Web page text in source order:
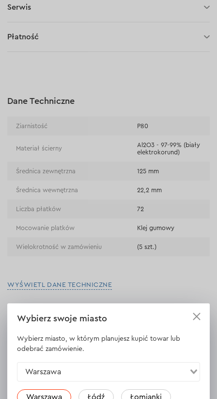
Serwis
Płatność
Płatność na rachunek bieżący (przelew tradycyjny)
Dane Techniczne
Ziarnistość Р80
Materiał ścierny
Al2O3 - 97-99% (biały
elektrokorund)
Średnica zewnętrzna 125 mm
Średnica wewnętrzna 22,2 mm
Liczba płatków 72
Mocowanie platków Klej gumowy
Wielokrotność w zamówieniu (5 szt.)
WYŚWIETL DANE TECHNICZNE
Zostaw opinię
Opinie 3
07.06.2024
Produkt zgodny z opisem.
Wybierz swoje miasto
Wybierz miasto, w którym planujesz kupić towar lub
odebrać zamówienie.
Warszawa
Warszawa Łódź Łomianki